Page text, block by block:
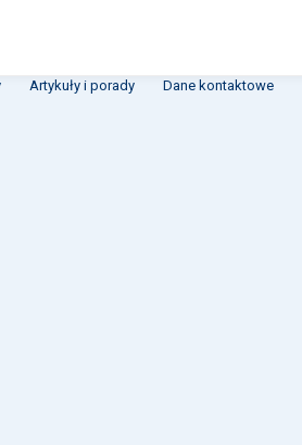
Artykuły i porady Dane kontaktowe